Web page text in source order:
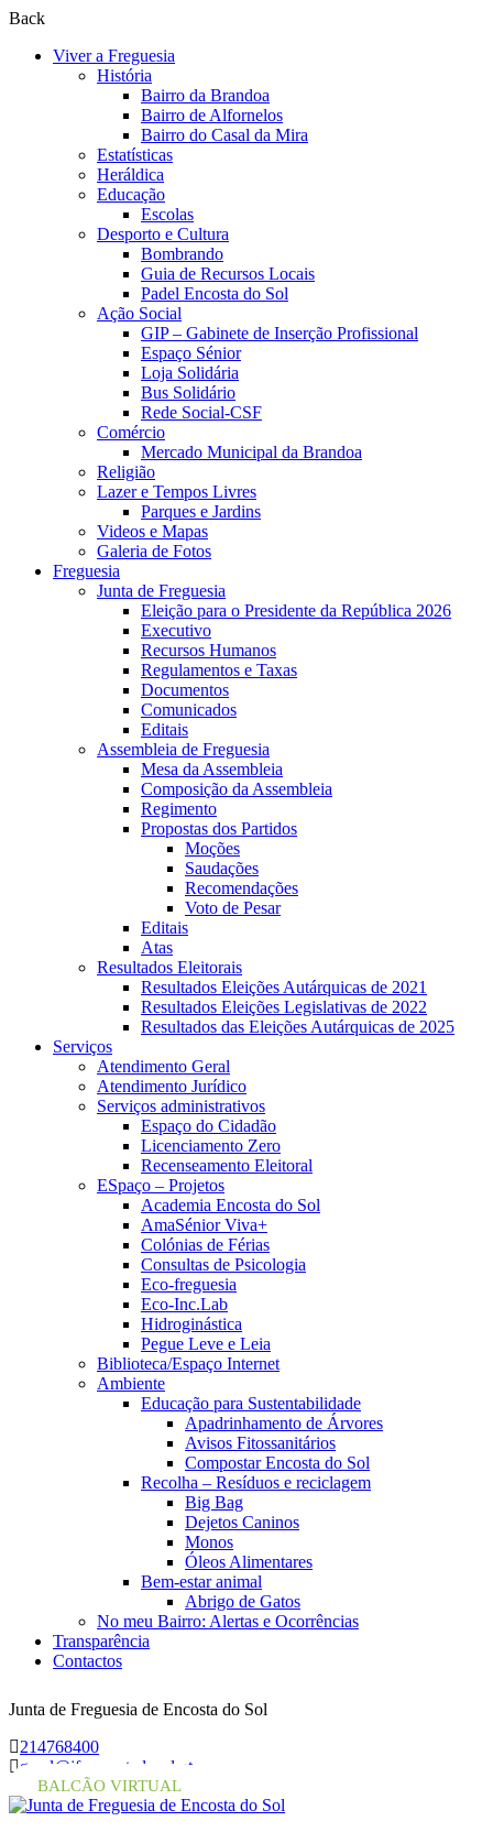
Back
Viver a Freguesia
História
Bairro da Brandoa
Bairro de Alfornelos
Bairro do Casal da Mira
Estatísticas
Heráldica
Educação
Escolas
Desporto e Cultura
Bombrando
Guia de Recursos Locais
Padel Encosta do Sol
Ação Social
GIP – Gabinete de Inserção Profissional
Espaço Sénior
Loja Solidária
Bus Solidário
Rede Social-CSF
Comércio
Mercado Municipal da Brandoa
Religião
Lazer e Tempos Livres
Parques e Jardins
Videos e Mapas
Galeria de Fotos
Freguesia
Junta de Freguesia
Eleição para o Presidente da República 2026
Executivo
Recursos Humanos
Regulamentos e Taxas
Documentos
Comunicados
Editais
Assembleia de Freguesia
Mesa da Assembleia
Composição da Assembleia
Regimento
Propostas dos Partidos
Moções
Saudações
Recomendações
Voto de Pesar
Editais
Atas
Resultados Eleitorais
Resultados Eleições Autárquicas de 2021
Resultados Eleições Legislativas de 2022
Resultados das Eleições Autárquicas de 2025
Serviços
Atendimento Geral
Atendimento Jurídico
Serviços administrativos
Espaço do Cidadão
Licenciamento Zero
Recenseamento Eleitoral
ESpaço – Projetos
Academia Encosta do Sol
AmaSénior Viva+
Colónias de Férias
Consultas de Psicologia
Eco-freguesia
Eco-Inc.Lab
Hidroginástica
Pegue Leve e Leia
Biblioteca/Espaço Internet
Ambiente
Educação para Sustentabilidade
Apadrinhamento de Árvores
Avisos Fitossanitários
Compostar Encosta do Sol
Recolha – Resíduos e reciclagem
Big Bag
Dejetos Caninos
Monos
Óleos Alimentares
Bem-estar animal
Abrigo de Gatos
No meu Bairro: Alertas e Ocorrências
Transparência
Contactos
Junta de Freguesia de Encosta do Sol
214768400
geral@jf-encostadosol.pt
BALCÃO VIRTUAL